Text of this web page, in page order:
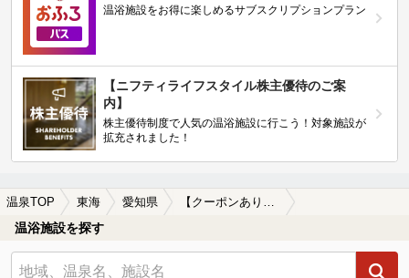
温浴施設をお得に楽しめるサブスクリプションプラン
【ニフティライフスタイル株主優待のご案
内】
株主優待制度で人気の温浴施設に行こう！対象施設が
拡充されました！
温泉TOP 東海 愛知県
温浴施設を探す